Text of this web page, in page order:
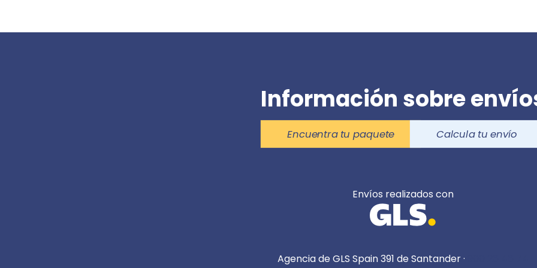
Información sobre
Encuentra tu paquete Calcula tu envío
Envíos realizados con
Agencia de GLS Spain 391 de Santander ·